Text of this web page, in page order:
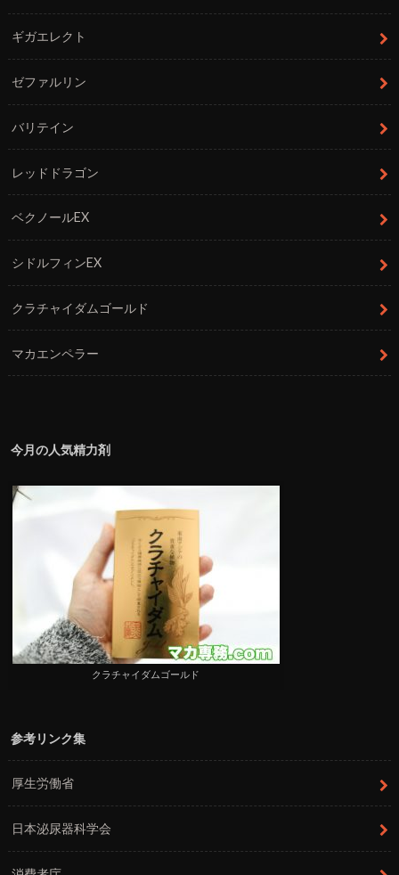
ギガエレクト
ゼファルリン
バリテイン
レッドドラゴン
ベクノールEX
シドルフィンEX
クラチャイダムゴールド
マカエンペラー
今月の人気精力剤
クラチャイダムゴールド
参考リンク集
厚生労働省
日本泌尿器科学会